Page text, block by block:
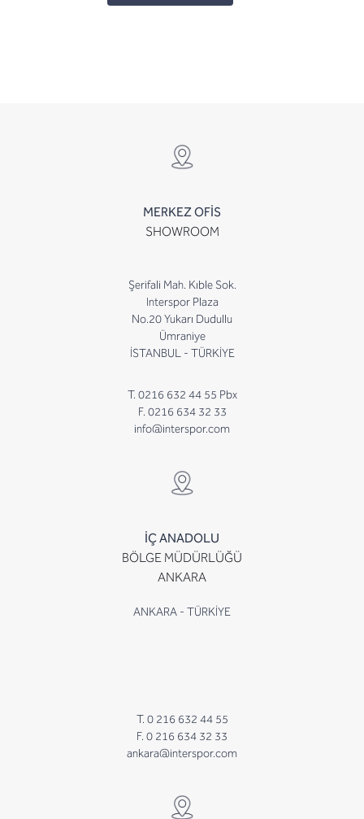
MERKEZ OFİS
SHOWROOM
Şerifali Mah. Kıble Sok.
Interspor Plaza
No.20 Yukarı Dudullu
Ümraniye
İSTANBUL - TÜRKİYE
T. 0216 632 44 55 Pbx
F. 0216 634 32 33
info@interspor.com
İÇ ANADOLU
BÖLGE MÜDÜRLÜĞÜ
ANKARA
ANKARA - TÜRKİYE
T. 0 216 632 44 55
F. 0 216 634 32 33
ankara@interspor.com